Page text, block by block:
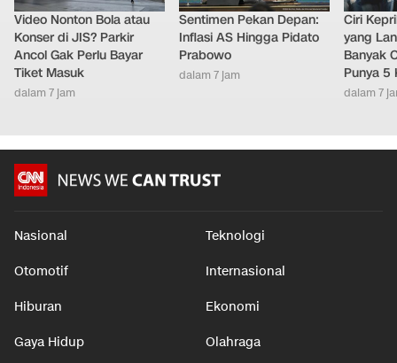
Video Nonton Bola atau
Konser di JIS? Parkir
Ancol Gak Perlu Bayar
Tiket Masuk
dalam 7 jam
Sentimen Pekan Depan:
Inflasi AS Hingga Pidato
Prabowo
dalam 7 jam
Ciri
yang
Banyak
Punya 5
dalam 7
Nasional Teknologi
Otomotif Internasional
Hiburan Ekonomi
Gaya Hidup Olahraga